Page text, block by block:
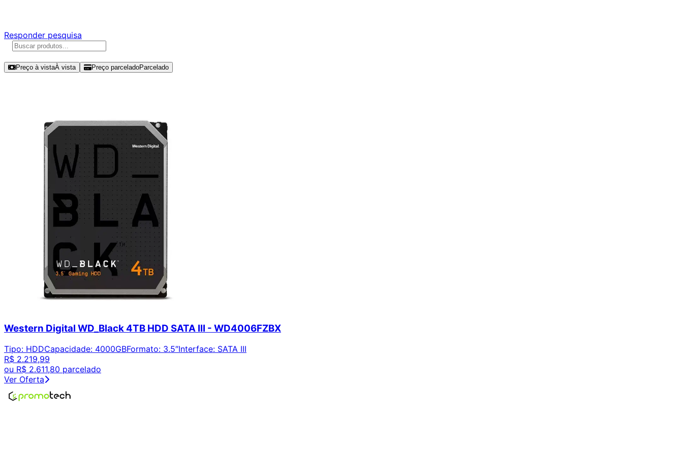
Responder pesquisa
Preço à vistaÀ vista Preço parceladoParcelado
Western Digital WD_Black 4TB HDD SATA III - WD4006FZBX
Tipo: HDDCapacidade: 4000GBFormato: 3.5″Interface: SATA III
R$ 2.219,99
ou R$ 2.611,80 parcelado
Ver Oferta